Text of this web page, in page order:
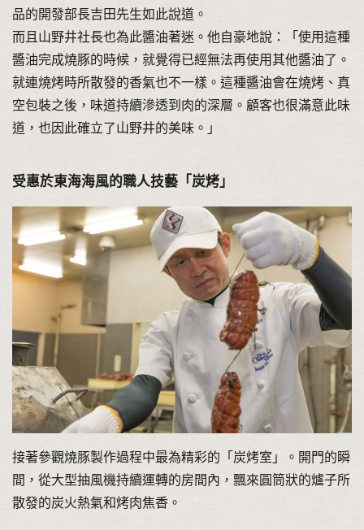
品的開發部長吉田先生如此說道。
而且山野井社長也為此醬油著迷。他自豪地說：「使用這種
醬油完成燒豚的時候，就覺得已經無法再使用其他醬油了。
就連燒烤時所散發的香氣也不一樣。這種醬油會在燒烤、真
空包裝之後，味道持續滲透到肉的深層。顧客也很滿意此味
道，也因此確立了山野井的美味。」
受惠於東海海風的職人技藝「炭烤」
接著參觀燒豚製作過程中最為精彩的「炭烤室」。開門的瞬
間，從大型抽風機持續運轉的房間內，飄來圓筒狀的爐子所
散發的炭火熱氣和烤肉焦香。